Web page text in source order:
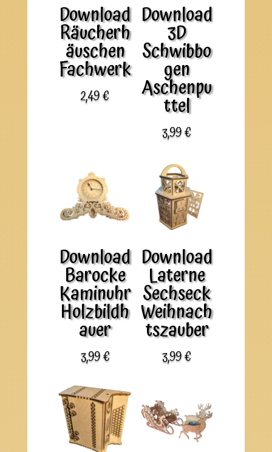
Download
Räucherh
äuschen
Fachwerk
2,49€
Download
3D
Schwibbo
gen
Aschenpu
ttel
3,99€
Download
Barocke
Kaminuhr
Holzbildh
auer
3,99€
Download
Laterne
Sechseck
Weihnach
tszauber
3,99€